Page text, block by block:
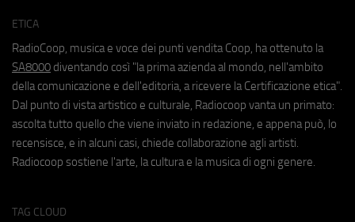
ETICA
RadioCoop, musica e voce dei punti vendita Coop, ha ottenuto la
SA8000 diventando così "la prima azienda al mondo, nell'ambito
della comunicazione e dell'editoria, a ricevere la Certificazione etica".
Dal punto di vista artistico e culturale, Radiocoop vanta un primato:
ascolta tutto quello che viene inviato in redazione, e appena può, lo
recensisce, e in alcuni casi, chiede collaborazione agli artisti.
Radiocoop sostiene l'arte, la cultura e la musica di ogni genere.
TAG CLOUD